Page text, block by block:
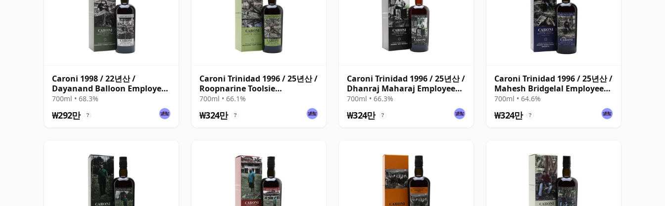
Caroni 1998 / 22년산 /
Dayanand Balloon Employees
4th Rel
700ml • 68.3%
₩292만 ?
Caroni Trinidad 1996 / 25년산 /
Roopnarine Toolsie
Employees 5th Release
700ml • 66.1%
₩324만 ?
Caroni Trinidad 1996 / 25년산 /
Dhanraj Maharaj Employees
5th Release
700ml • 66.3%
₩324만 ?
Caroni Trinidad 1996 / 25년산 /
Mahesh Bridgelal Employees
6th
700ml • 64.6%
₩324만 ?